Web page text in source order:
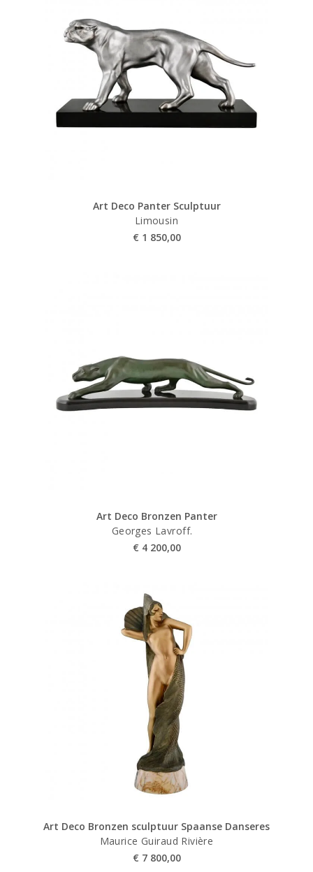
Art Deco Panter Sculptuur
Limousin
€ 1 850,00
Art Deco Bronzen Panter
Georges Lavroff.
€ 4 200,00
Art Deco Bronzen sculptuur Spaanse Danseres
Maurice Guiraud Rivière
€ 7 800,00